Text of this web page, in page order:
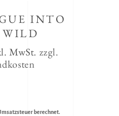
INTO
MwSt. zzgl.
berechnet.